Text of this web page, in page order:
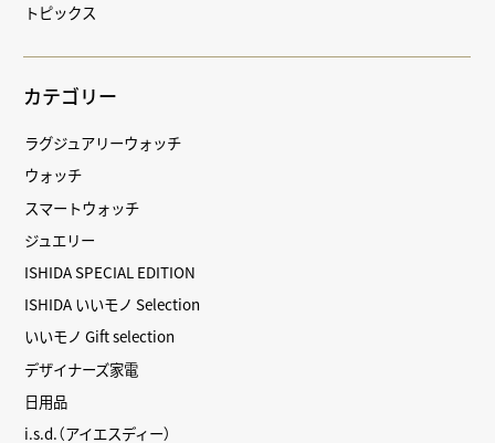
トピックス
カテゴリー
ラグジュアリーウォッチ
ウォッチ
スマートウォッチ
ジュエリー
ISHIDA SPECIAL EDITION
ISHIDA いいモノ Selection
いいモノ Gift selection
デザイナーズ家電
日用品
i.s.d.（アイエスディー）